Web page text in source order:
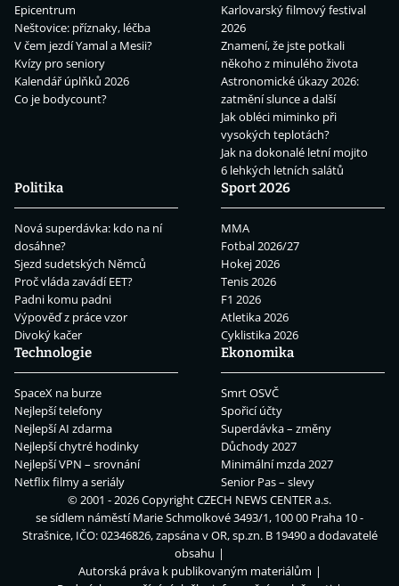
Epicentrum
Neštovice: příznaky, léčba
V čem jezdí Yamal a Mesii?
Kvízy pro seniory
Kalendář úplňků 2026
Co je bodycount?
Karlovarský filmový festival
2026
Znamení, že jste potkali
někoho z minulého života
Astronomické úkazy 2026:
zatmění slunce a další
Jak obléci miminko při
vysokých teplotách?
Jak na dokonalé letní mojito
6 lehkých letních salátů
Politika
Nová superdávka: kdo na ní
dosáhne?
Sjezd sudetských Němců
Proč vláda zavádí EET?
Padni komu padni
Výpověď z práce vzor
Divoký kačer
Sport 2026
MMA
Fotbal 2026/27
Hokej 2026
Tenis 2026
F1 2026
Atletika 2026
Cyklistika 2026
Technologie
SpaceX na burze
Nejlepší telefony
Nejlepší AI zdarma
Nejlepší chytré hodinky
Nejlepší VPN – srovnání
Netflix filmy a seriály
Ekonomika
Smrt OSVČ
Spořicí účty
Superdávka – změny
Důchody 2027
Minimální mzda 2027
Senior Pas – slevy
© 2001 - 2026 CopyrightCZECH NEWS CENTER a.s.
se sídlem náměstí Marie Schmolkové 3493/1, 100 00 Praha 10 -
Strašnice, IČO: 02346826, zapsána v OR, sp.zn. B 19490 a dodavatelé
obsahu
Autorská práva k publikovaným materiálům